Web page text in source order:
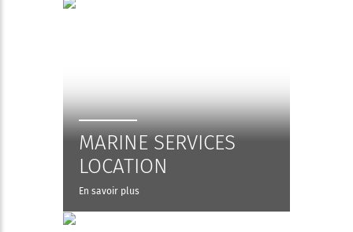
MARINE SERVICES
LOCATION
En savoir plus